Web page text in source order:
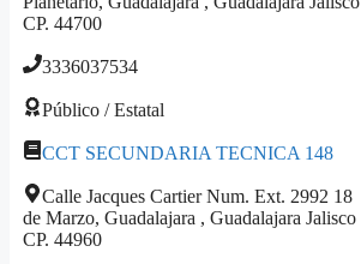
CP. 44700
3336037534
Público / Estatal
CCT SECUNDARIA TECNICA 148
Calle Jacques Cartier Num. Ext. 2992 18
de Marzo, Guadalajara , Guadalajara Jalisco
CP. 44960